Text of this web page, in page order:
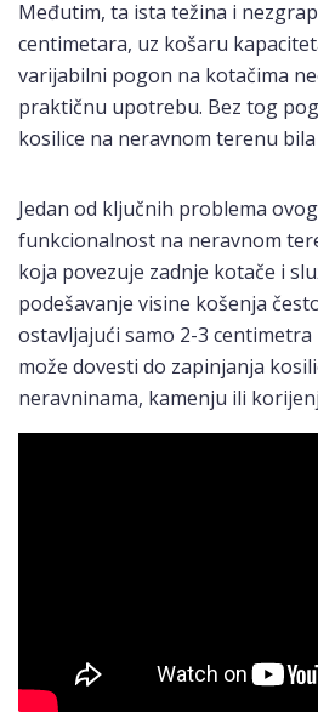
Međutim, ta ista težina i
centimetara, uz košaru
varijabilni pogon na kotačima
praktičnu upotrebu. Bez tog
kosilice na neravnom terenu
Jedan od ključnih problema
funkcionalnost na neravnom
koja povezuje zadnje kotače i
podešavanje visine košenja
ostavljajući samo 2-3
može dovesti do zapinjanja
neravninama, kamenju ili